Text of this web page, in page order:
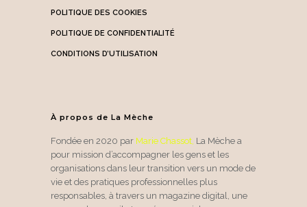
POLITIQUE DES COOKIES
POLITIQUE DE CONFIDENTIALITÉ
CONDITIONS D’UTILISATION
À propos de La Mèche
Fondée en 2020 par Marie Chassot La Mèche a
pour mission d’accompagner les gens et les
organisations dans leur transition vers un mode de
vie et des pratiques professionnelles plus
responsables, à travers un magazine digital, une